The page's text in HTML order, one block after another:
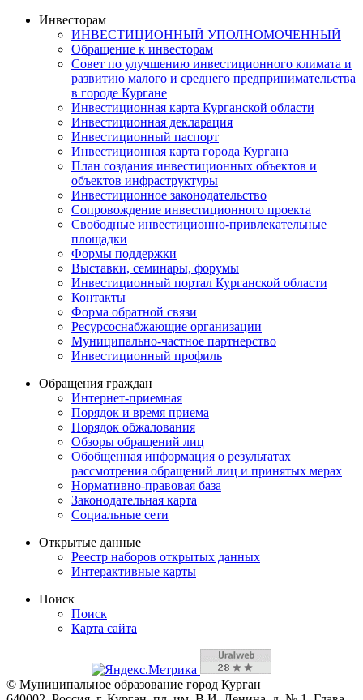
Инвесторам
ИНВЕСТИЦИОННЫЙ УПОЛНОМОЧЕННЫЙ
Обращение к инвесторам
Совет по улучшению инвестиционного климата и
развитию малого и среднего предпринимательства
в городе Кургане
Инвестиционная карта Курганской области
Инвестиционная декларация
Инвестиционный паспорт
Инвестиционная карта города Кургана
План создания инвестиционных объектов и
объектов инфраструктуры
Инвестиционное законодательство
Сопровождение инвестиционного проекта
Свободные инвестиционно-привлекательные
площадки
Формы поддержки
Выставки, семинары, форумы
Инвестиционный портал Курганской области
Контакты
Форма обратной связи
Ресурсоснабжающие организации
Муниципально-частное партнерство
Инвестиционный профиль
Обращения граждан
Интернет-приемная
Порядок и время приема
Порядок обжалования
Обзоры обращений лиц
Обобщенная информация о результатах
рассмотрения обращений лиц и принятых мерах
Нормативно-правовая база
Законодательная карта
Социальные сети
Открытые данные
Реестр наборов открытых данных
Интерактивные карты
Поиск
Поиск
Карта сайта
© Муниципальное образование город Курган